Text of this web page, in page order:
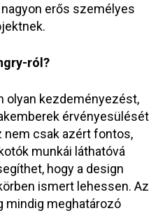
erős személyes
ról?
olyan kezdeményezést,
érvényesülését
nem csak azért fontos,
munkái láthatóvá
hogy a design
ismert lehessen. Az
mindig meghatározó